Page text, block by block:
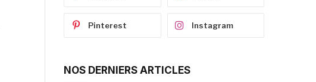
Pinterest Instagram
NOS DERNIERS ARTICLES